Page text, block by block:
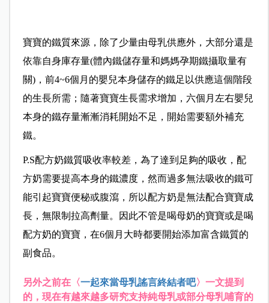
寶寶的鐵質來源，除了少量由母乳供應外，大部分還是
依靠自身庫存量(體內鐵儲存量和媽媽孕期鐵攝取量有
關)，前4~6個月的嬰兒本身儲存的鐵足以供應這個階段
的生長所需；隨著寶寶生長需求增加，六個月左右嬰兒
本身的鐵存量漸漸消耗開始不足，開始需要額外補充
鐵。
P.S配方奶鐵質吸收率較差，為了達到足夠的吸收，配
方奶需要提高本身的鐵濃度，然而過多無法吸收的鐵可
能引起寶寶便秘或腹瀉，所以配方奶是無法配合寶寶成
長，無限制拉高劑量。因此不管是喝母奶的寶寶或是喝
配方奶的寶寶，在6個月大時都要開始添加富含鐵質的
副食品。
另外之前在〈一起來當母乳謠言終結者吧〉一文提到
的，現在有越來越多研究支持純母乳或部分母乳哺育的